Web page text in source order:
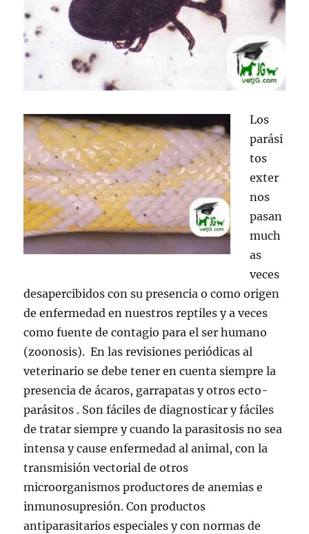
Los
parási
tos
exter
nos
pasan
much
as
veces
desapercibidos con su presencia o como origen
de enfermedad en nuestros reptiles y a veces
como fuente de contagio para el ser humano
(zoonosis). En las revisiones periódicas al
veterinario se debe tener en cuenta siempre la
presencia de ácaros, garrapatas y otros ecto-
parásitos . Son fáciles de diagnosticar y fáciles
de tratar siempre y cuando la parasitosis no sea
intensa y cause enfermedad al animal, con la
transmisión vectorial de otros
microorganismos productores de anemias e
inmunosupresión. Con productos
antiparasitarios especiales y con normas de